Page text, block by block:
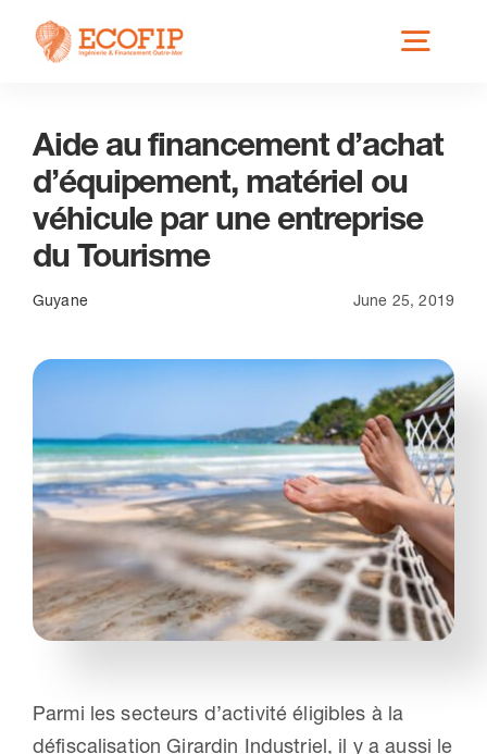
Skip
Qui est ECOFIP ?
Nos Services
Secteurs éligibles
Actus
Nous contacter
Aide au financement d’achat
d’équipement, matériel ou
véhicule par une entreprise
du Tourisme
Guyane June 25, 2019
Parmi les secteurs d’activité éligibles à la
défiscalisation Girardin Industriel, il y a aussi le